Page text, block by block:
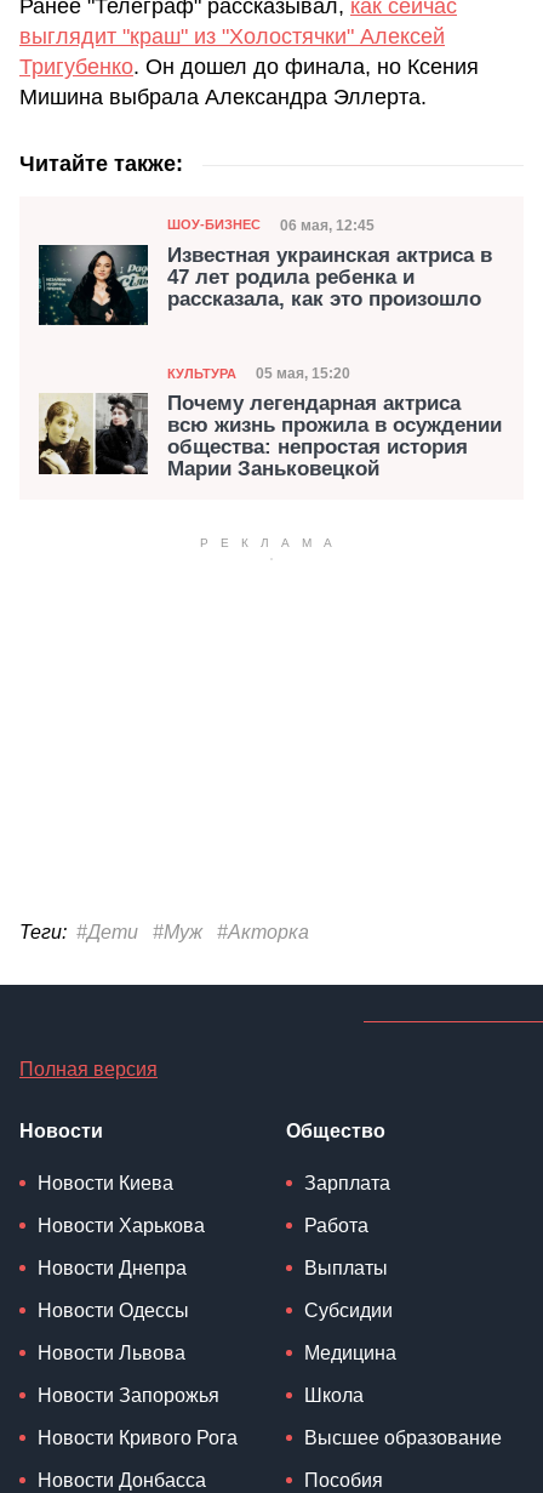
Ранее "Телеграф" рассказывал, как сейчас
выглядит "краш" из "Холостячки" Алексей
Тригубенко. Он дошел до финала, но Ксения
Мишина выбрала Александра Эллерта.
Читайте также:
Категория
ШОУ-БИЗНЕС Дата публикации
06 мая, 12:45
Известная украинская актриса в
47 лет родила ребенка и
рассказала, как это произошло
Категория
КУЛЬТУРА Дата публикации
05 мая, 15:20
Почему легендарная актриса
всю жизнь прожила в осуждении
общества: непростая история
Марии Заньковецкой
Теги: #Дети #Муж #Акторка
Полная версия
Новости
Новости Киева
Новости Харькова
Новости Днепра
Новости Одессы
Новости Львова
Новости Запорожья
Новости Кривого Рога
Новости Донбасса
Общество
Зарплата
Работа
Выплаты
Субсидии
Медицина
Школа
Высшее образование
Пособия